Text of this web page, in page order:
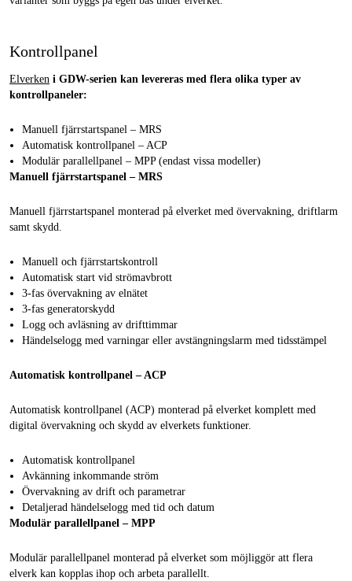
Kontrollpanel
Elverken i GDW-serien kan levereras med flera olika typer av
kontrollpaneler:
Manuell fjärrstartspanel – MRS
Automatisk kontrollpanel – ACP
Modulär parallellpanel – MPP (endast vissa modeller)
Manuell fjärrstartspanel – MRS
Manuell fjärrstartspanel monterad på elverket med övervakning, driftlarm
samt skydd.
Manuell och fjärrstartskontroll
Automatisk start vid strömavbrott
3-fas övervakning av elnätet
3-fas generatorskydd
Logg och avläsning av drifttimmar
Händelselogg med varningar eller avstängningslarm med tidsstämpel
Automatisk kontrollpanel – ACP
Automatisk kontrollpanel (ACP) monterad på elverket komplett med
digital övervakning och skydd av elverkets funktioner.
Automatisk kontrollpanel
Avkänning inkommande ström
Övervakning av drift och parametrar
Detaljerad händelselogg med tid och datum
Modulär parallellpanel – MPP
Modulär parallellpanel monterad på elverket som möjliggör att flera
elverk kan kopplas ihop och arbeta parallellt.